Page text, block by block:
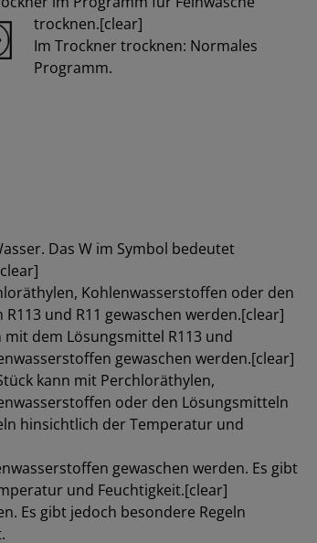
trocknen.[clear]
Im Trockner trocknen: Normales
Programm.
Das W im Symbol bedeutet
Kohlenwasserstoffen oder den
und R11 gewaschen werden.[clear]
mit dem Lösungsmittel R113 und
gewaschen werden.[clear]
kann mit Perchloräthylen,
oder den Lösungsmitteln
hinsichtlich der Temperatur und
gewaschen werden. Es gibt
und Feuchtigkeit.[clear]
Es gibt jedoch besondere Regeln